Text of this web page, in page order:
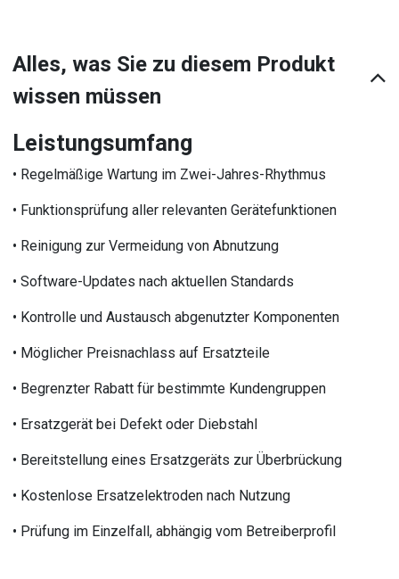
Alles, was Sie zu diesem Produkt
wissen müssen
Leistungsumfang
• Regelmäßige Wartung im Zwei-Jahres-Rhythmus
• Funktionsprüfung aller relevanten Gerätefunktionen
• Reinigung zur Vermeidung von Abnutzung
• Software-Updates nach aktuellen Standards
• Kontrolle und Austausch abgenutzter Komponenten
• Möglicher Preisnachlass auf Ersatzteile
• Begrenzter Rabatt für bestimmte Kundengruppen
• Ersatzgerät bei Defekt oder Diebstahl
• Bereitstellung eines Ersatzgeräts zur Überbrückung
• Kostenlose Ersatzelektroden nach Nutzung
• Prüfung im Einzelfall, abhängig vom Betreiberprofil